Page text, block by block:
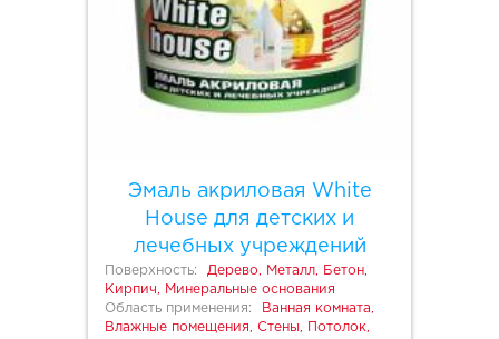
Эмаль акриловая White
House для детских и
лечебных учреждений
Поверхность:
Дерево, Металл, Бетон,
Кирпич, Минеральные основания
Область применения:
Ванная комната,
Влажные помещения, Стены, Потолок,